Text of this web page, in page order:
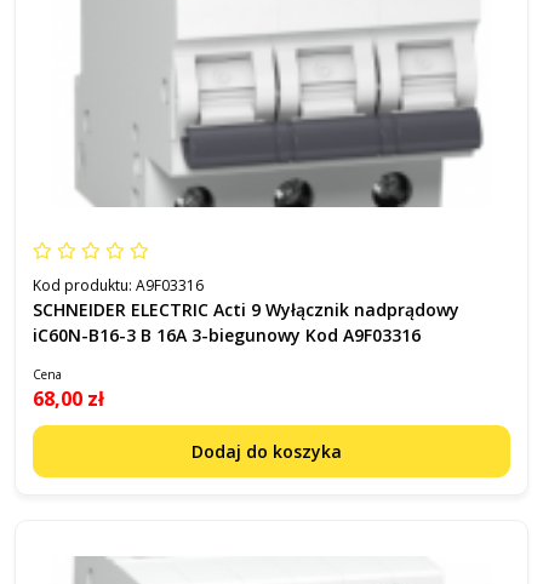
Kod produktu: A9F03316
SCHNEIDER ELECTRIC Acti 9 Wyłącznik nadprądowy
iC60N-B16-3 B 16A 3-biegunowy Kod A9F03316
Cena
68,00 zł
Dodaj do koszyka